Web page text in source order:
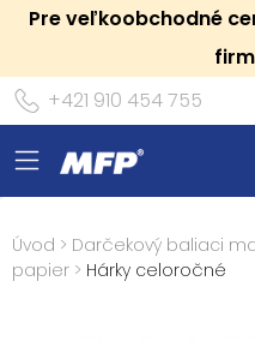
Pre veľkoobchodné
+421 910 454 755
Úvod > Darčekový baliaci
papier > Hárky celoročné